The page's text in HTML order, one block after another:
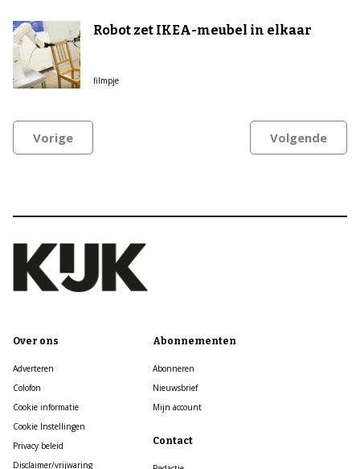
Robot zet IKEA-meubel in elkaar
filmpje
Vorige Volgende
Over ons
Adverteren
Colofon
Cookie informatie
Cookie Instellingen
Privacy beleid
Disclaimer/vrijwaring
Abonnementen
Abonneren
Nieuwsbrief
Mijn account
Contact